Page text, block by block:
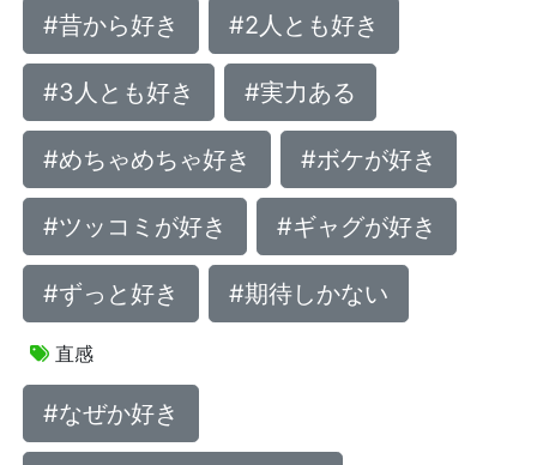
#昔から好き #2人とも好き
#3人とも好き #実力ある
#めちゃめちゃ好き #ボケが好き
#ツッコミが好き #ギャグが好き
#ずっと好き #期待しかない
直感
#なぜか好き